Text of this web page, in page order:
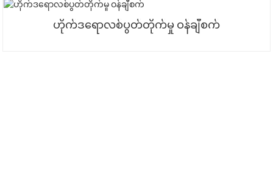
ဟိုက်ဒရောလစ်ပွတ်တိုက်မှု ဝန်ချီစက်